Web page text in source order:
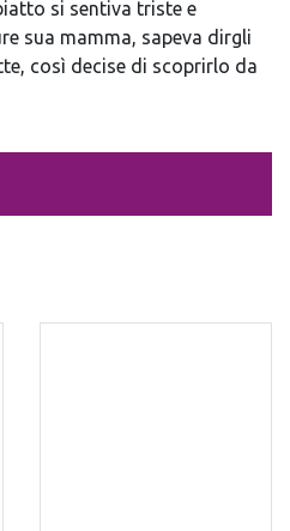
si sentiva triste e
sua mamma, sapeva dirgli
così decise di scoprirlo da